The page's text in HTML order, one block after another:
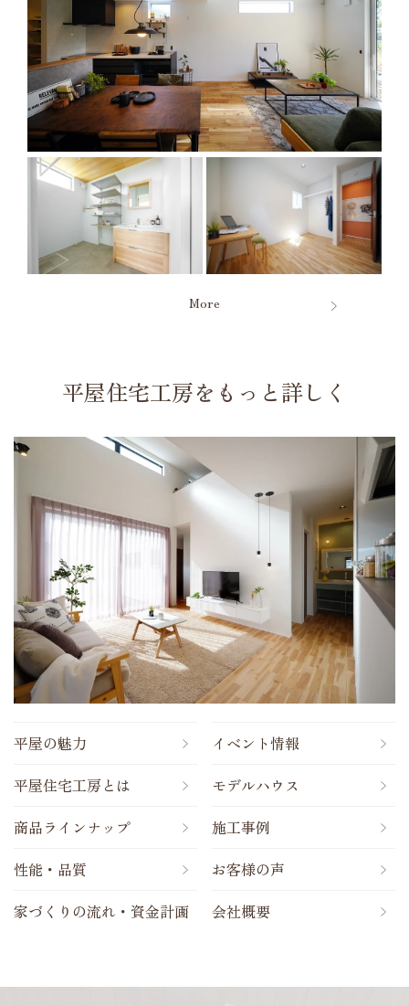
More
平屋住宅工房をもっと詳しく
平屋の魅力
平屋住宅工房とは
商品ラインナップ
性能・品質
家づくりの流れ・資金計画
イベント情報
モデルハウス
施工事例
お客様の声
会社概要